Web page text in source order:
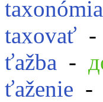
taxonómia
taxovať -
ťažba -
ťaženie -